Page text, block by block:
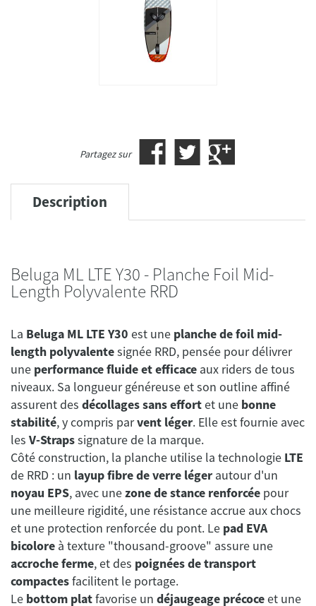
Partagez sur
Description
Beluga ML LTE Y30 - Planche Foil Mid-
Length Polyvalente RRD
La Beluga ML LTE Y30 est une planche de foil mid-
length polyvalentesignée RRD, pensée pour délivrer
une performance fluide et efficace aux riders de tous
niveaux. Sa longueur généreuse et son outline affiné
assurent des décollages sans effortet une bonne
stabilité, y compris parvent léger. Elle est fournie avec
les V-Strapssignature de la marque.
Côté construction, la planche utilise la technologie LTE
de RRD : un layup fibre de verre léger autour d'un
noyau EPS, avec unezone de stance renforcée pour
une meilleure rigidité, une résistance accrue aux chocs
et une protection renforcée du pont. Le pad EVA
bicolore à texture "thousand-groove" assure une
accroche ferme, et des poignées de transport
compactesfacilitent le portage.
Le bottom platfavorise un déjaugeage précoceet une